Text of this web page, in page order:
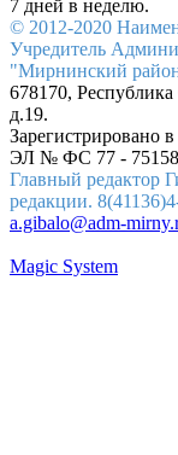
7 дней в неделю.
© 2012-2020
Учредитель
"Мирнинский
678170,
д.19.
Зарегистрировано
ЭЛ № ФС 77 - 75158,
Главный редактор
редакции.
a.gibalo@adm-
Magic System